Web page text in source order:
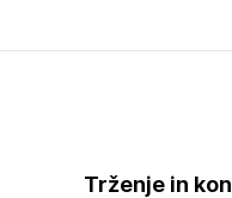
Trženje in